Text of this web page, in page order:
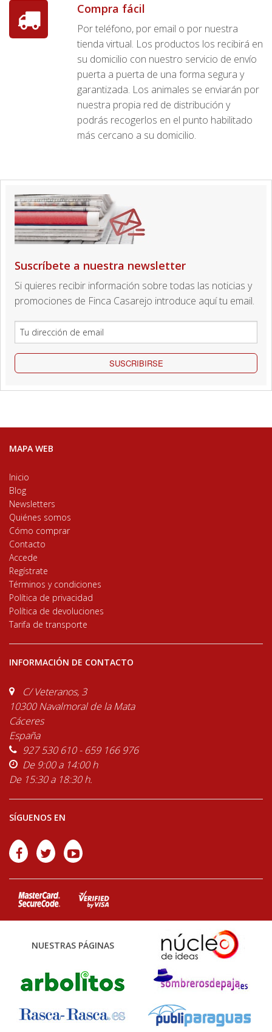
Compra fácil
Por teléfono, por email o por nuestra
tienda virtual. Los productos los recibirá en
su domicilio con nuestro servicio de envío
puerta a puerta de una forma segura y
garantizada. Los animales se enviarán por
nuestra propia red de distribución y
podrás recogerlos en el punto habilitado
más cercano a su domicilio.
Suscríbete a nuestra newsletter
Si quieres recibir información sobre todas las noticias y
promociones de Finca Casarejo introduce aquí tu email.
SUSCRIBIRSE
MAPA WEB
Inicio
Blog
Newsletters
Quiénes somos
Cómo comprar
Contacto
Accede
Regístrate
Términos y condiciones
Política de privacidad
Política de devoluciones
Tarifa de transporte
INFORMACIÓN DE CONTACTO
C/ Veteranos, 3
10300 Navalmoral de la Mata
Cáceres
España
927 530 610 - 659 166 976
De 9:00 a 14:00 h
De 15:30 a 18:30 h.
SÍGUENOS EN
NUESTRAS PÁGINAS